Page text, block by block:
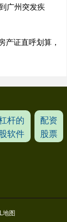
广州突发疾
产证直呼划算，
杆的
软件
配资
股票
地图